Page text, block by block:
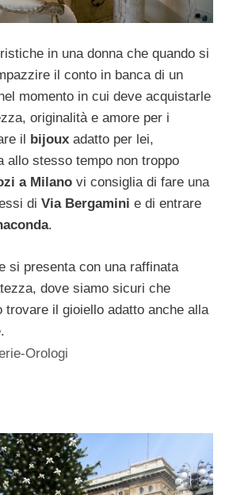
in una donna che quando si
il conto in banca di un
momento in cui deve acquistarle
originalità e amore per i
il bijoux adatto per lei,
allo stesso tempo non troppo
a Milano vi consiglia di fare una
di Via Bergamini e di entrare
.
si presenta con una raffinata
dove siamo sicuri che
trovare il gioiello adatto anche alla
Orologi